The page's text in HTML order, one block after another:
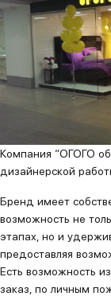
Компания “ОГОГО
дизайнерской
Бренд имеет
возможность не
этапах, но и
предоставляя
Есть возможность
заказ, по личным